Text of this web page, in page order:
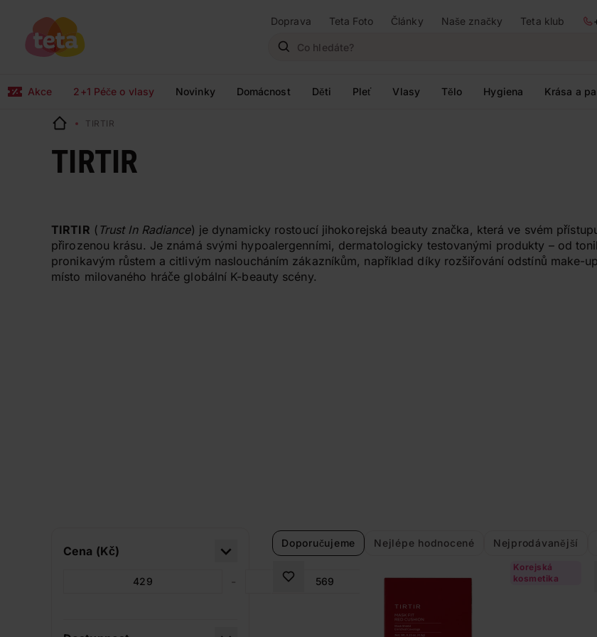
Doprava Teta Foto Články Naše značky Teta klub
Akce 2+1 Péče o vlasy Novinky Domácnost Děti Pleť Vlasy Tělo Hygiena Krása a
TIRTIR
TIRTIR
TIRTIR ( Trust In Radiance) je dynamicky rostoucí jihokorejská beauty značka, která ve svém
přirozenou krásu. Je známá svými hypoalergenními, dermatologicky testovanými produkty – od
pronikavým růstem a citlivým nasloucháním zákazníkům, například díky rozšiřování odstínů make-
místo milovaného hráče globální K-beauty scény.
Cena (Kč)
-
Doporučujeme Nejlépe hodnocené Nejprodávanější
Korejská
kosmetika